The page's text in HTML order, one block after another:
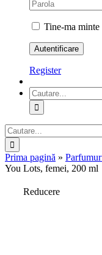
Tine-ma minte
Register
Cautare...
Cautare...
Prima pagină »
You Lots, femei, 200 ml
Reducere